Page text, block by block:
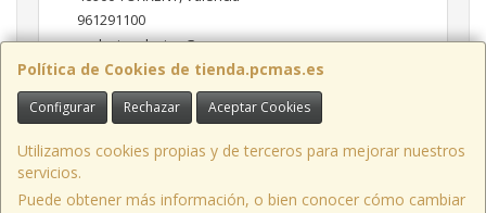
Política de Cookies de tienda.pcmas.es
Configurar Rechazar Aceptar Cookies
Utilizamos cookies propias y de terceros para mejorar nuestros
servicios.
Puede obtener más información, o bien conocer cómo cambiar
961291100
nadasinsolucion@pcmas.es
Horario
10 -14 17 - 20